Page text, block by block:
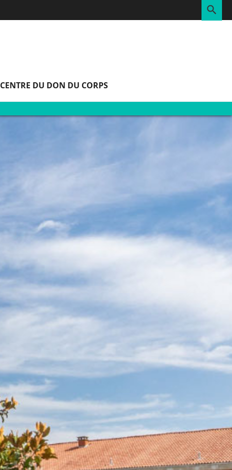
CENTRE DU DON DU CORPS